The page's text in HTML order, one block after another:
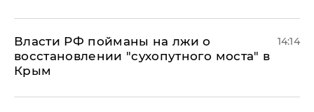
Власти РФ пойманы на лжи о
восстановлении "сухопутного моста" в
Крым
14:14